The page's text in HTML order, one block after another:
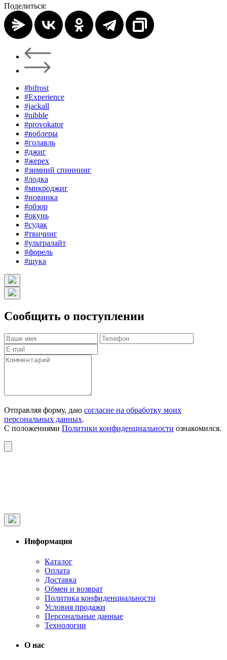
Поделиться:
#bifrost
#Experience
#jackall
#nibble
#provokator
#воблеры
#голавль
#джиг
#жерех
#зимний спиннинг
#лодка
#микроджиг
#новинка
#обзор
#окунь
#судак
#твичинг
#ультралайт
#форель
#щука
Сообщить о поступлении
Отправляя форму, даю согласие на обработку моих
персональных данных.
С положениями Политики конфиденциальности ознакомился.
Информация
Каталог
Оплата
Доставка
Обмен и возврат
Политика конфиденциальности
Условия продажи
Персональные данные
Технологии
О нас